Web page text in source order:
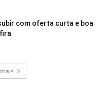
com oferta curta e boa